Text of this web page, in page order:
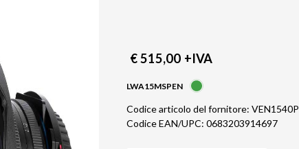
€ 515,00 +IVA
LWA15MSPEN
Codice articolo del fornitore: VEN1540P
Codice EAN/UPC: 0683203914697